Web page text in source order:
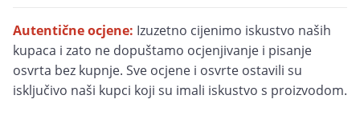
Autentične ocjene: Izuzetno cijenimo iskustvo naših
kupaca i zato ne dopuštamo ocjenjivanje i pisanje
osvrta bez kupnje. Sve ocjene i osvrte ostavili su
isključivo naši kupci koji su imali iskustvo s proizvodom.